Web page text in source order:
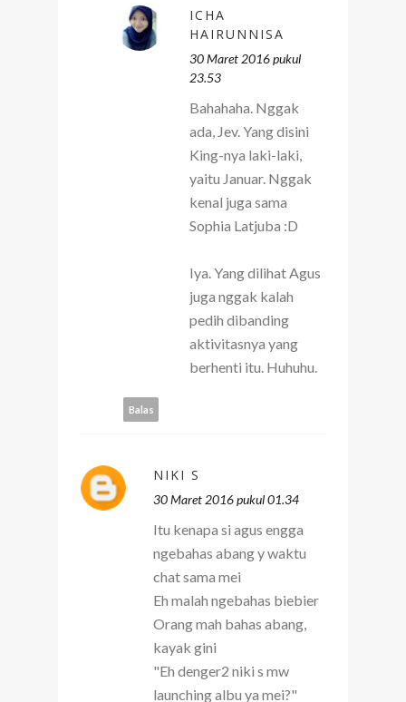
ICHA
HAIRUNNISA
30 Maret 2016 pukul
23.53
Bahahaha. Nggak
ada, Jev. Yang disini
King-nya laki-laki,
yaitu Januar. Nggak
kenal juga sama
Sophia Latjuba :D
Iya. Yang dilihat Agus
juga nggak kalah
pedih dibanding
aktivitasnya yang
berhenti itu. Huhuhu.
Balas
NIKI S
30 Maret 2016 pukul 01.34
Itu kenapa si agus engga
ngebahas abang y waktu
chat sama mei
Eh malah ngebahas biebier
Orang mah bahas abang,
kayak gini
"Eh denger2 niki s mw
launching albu ya mei?"